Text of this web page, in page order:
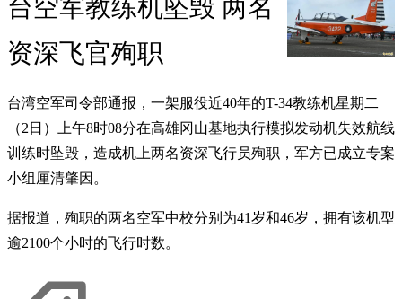
台空军教练机坠毁 两名
资深飞官殉职
台湾空军司令部通报，一架服役近40年的T-34教练机星期二
（2日）上午8时08分在高雄冈山基地执行模拟发动机失效航线
训练时坠毁，造成机上两名资深飞行员殉职，军方已成立专案
小组厘清肇因。
据报道，殉职的两名空军中校分别为41岁和46岁，拥有该机型
逾2100个小时的飞行时数。